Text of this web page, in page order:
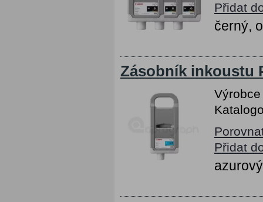
Přidat
černý,
Zásobník inkoustu
Přidat